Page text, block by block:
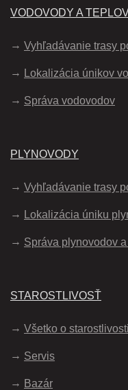
VODOVODY A
Vyhľadávanie trasy
Lokalizácia únikov
Správa vodovodov
PLYNOVODY
Vyhľadávanie trasy
Lokalizácia úniku
Správa plynovodov
STAROSTLIVOSŤ
Všetko o starostlivosti
Servis
Bazár